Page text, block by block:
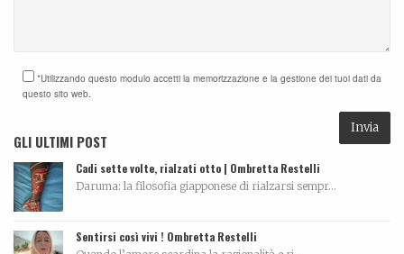
*Utilizzando questo modulo accetti la memorizzazione e la gestione dei tuoi dati da
questo sito web.
GLI ULTIMI POST
Cadi sette volte, rialzati otto | Ombretta Restelli
Daruma: la filosofia giapponese di rialzarsi sempr...
Sentirsi così vivi ! Ombretta Restelli